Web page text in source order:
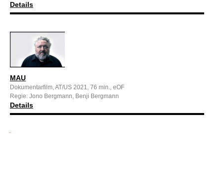
Details
MAU
Dokumentarfilm, AT/US 2021, 76 min., eOF
Regie: Jono Bergmann, Benji Bergmann
Details